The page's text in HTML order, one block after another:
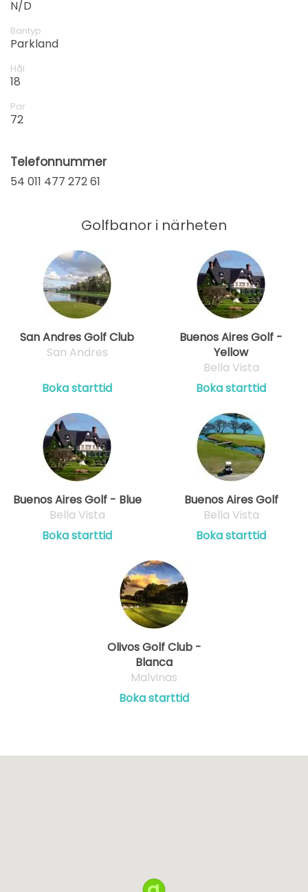
N/D
Bantyp
Parkland
Hål
18
Par
72
Telefonnummer
54 011 477 272 61
Golfbanor i närheten
San Andres Golf Club
San Andres
Boka starttid
Buenos Aires Golf -
Yellow
Bella Vista
Boka starttid
Buenos Aires Golf - Blue
Bella Vista
Boka starttid
Buenos Aires Golf
Bella Vista
Boka starttid
Olivos Golf Club -
Blanca
Malvinas
Boka starttid